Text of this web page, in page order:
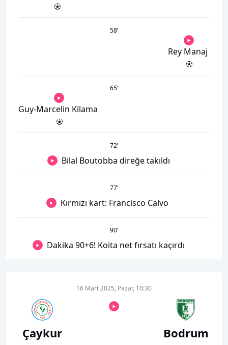
58’
Rey Manaj
65’
Guy-Marcelin Kilama
72’
Bilal Boutobba direğe takıldı
77’
Kırmızı kart: Francisco Calvo
90’
Dakika 90+6! Koita net fırsatı kaçırdı
Çaykur
16 Mart 2025, Pazar, 10:30
Bodrum